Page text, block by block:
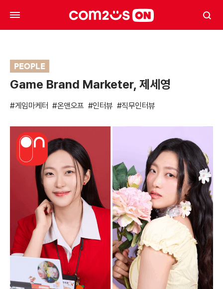
PEOPLE
Game Brand Marketer, 제세영
#게임마케터 #온앤오프 #인터뷰 #직무인터뷰